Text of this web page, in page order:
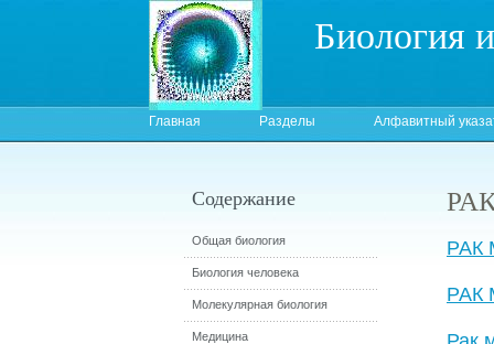
Биология
Главная Разделы Алфавитный
РАК
РАК
Содержание
Общая биология
Биология человека
Молекулярная биология
Медицина